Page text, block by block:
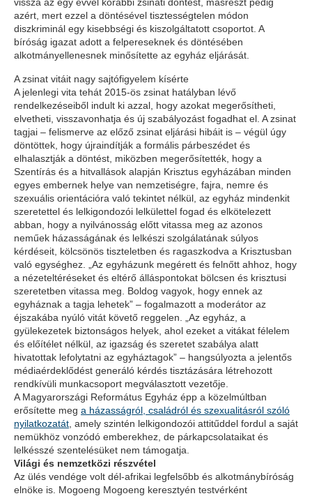
azért, mert ezzel a döntésével tisztességtelen módon
diszkriminál egy kisebbségi és kiszolgáltatott csoportot. A
bíróság igazat adott a felpereseknek és döntésében
alkotmányellenesnek minősítette az egyház eljárását.
A zsinat vitáit nagy sajtófigyelem kísérte
A jelenlegi vita tehát 2015-ös zsinat hatályban lévő
rendelkezéseiből indult ki azzal, hogy azokat megerősítheti,
elvetheti, visszavonhatja és új szabályozást fogadhat el. A zsinat
tagjai – felismerve az előző zsinat eljárási hibáit is – végül úgy
döntöttek, hogy újraindítják a formális párbeszédet és
elhalasztják a döntést, miközben megerősítették, hogy a
Szentírás és a hitvallások alapján Krisztus egyházában minden
egyes embernek helye van nemzetiségre, fajra, nemre és
szexuális orientációra való tekintet nélkül, az egyház mindenkit
szeretettel és lelkigondozói lelkülettel fogad és elkötelezett
abban, hogy a nyilvánosság előtt vitassa meg az azonos
neműek házasságának és lelkészi szolgálatának súlyos
kérdéseit, kölcsönös tiszteletben és ragaszkodva a Krisztusban
való egységhez. „Az egyházunk megérett és felnőtt ahhoz, hogy
a nézeteltéréseket és eltérő álláspontokat bölcsen és krisztusi
szeretetben vitassa meg. Boldog vagyok, hogy ennek az
egyháznak a tagja lehetek” – fogalmazott a moderátor az
éjszakába nyúló vitát követő reggelen. „Az egyház, a
gyülekezetek biztonságos helyek, ahol ezeket a vitákat félelem
és előítélet nélkül, az igazság és szeretet szabálya alatt
hivatottak lefolytatni az egyháztagok” – hangsúlyozta a jelentős
médiaérdeklődést generáló kérdés tisztázására létrehozott
rendkívüli munkacsoport megválasztott vezetője.
A Magyarországi Református Egyház épp a közelmúltban
erősítette meg a házasságról, családról és szexualitásról szóló
nyilatkozatát , amely szintén lelkigondozói attitűddel fordul a saját
nemükhöz vonzódó emberekhez, de párkapcsolataikat és
lelkésszé szentelésüket nem támogatja.
Világi és nemzetközi részvétel
Az ülés vendége volt dél-afrikai legfelsőbb és alkotmánybíróság
elnöke is. Mogoeng Mogoeng keresztyén testvérként